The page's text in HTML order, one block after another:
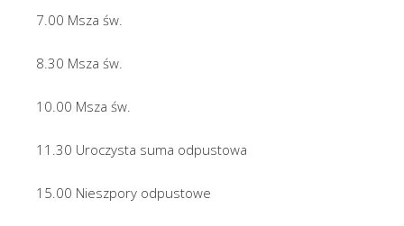
7.00 Msza św.
8.30 Msza św.
10.00 Msza św.
11.30 Uroczysta suma odpustowa
15.00 Nieszpory odpustowe